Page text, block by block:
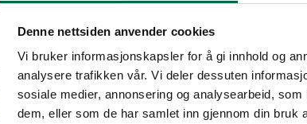
Denne nettsiden anvender cookies
Vi bruker informasjonskapsler for å gi innhold og
analysere trafikken vår. Vi deler dessuten
sosiale medier, annonsering og analysearbeid,
dem, eller som de har samlet inn gjennom din bruk
i Tromsø har
Man